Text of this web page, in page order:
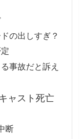
の出しすぎ？
事故だと訴え
ャスト死亡
断